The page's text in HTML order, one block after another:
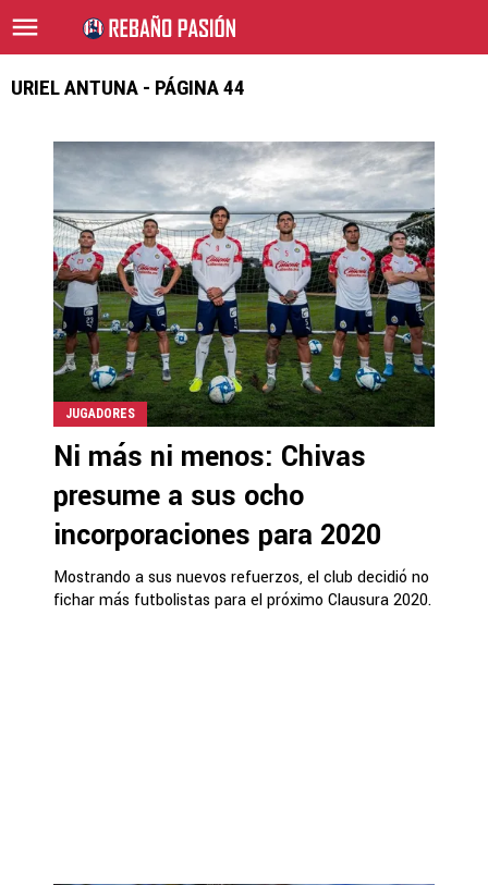
URIEL ANTUNA - PÁGINA 44
JUGADORES
Ni más ni menos: Chivas
presume a sus ocho
incorporaciones para 2020
Mostrando a sus nuevos refuerzos, el club decidió no
fichar más futbolistas para el próximo Clausura 2020.